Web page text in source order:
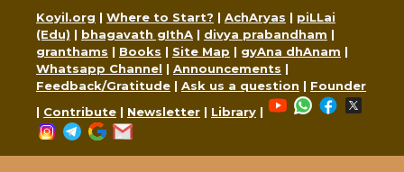
content
Koyil.org | Where to Start? | AchAryas | piLLai
(Edu) | bhagavath gIthA | divya prabandham |
granthams | Books | Site Map | gyAna dhAnam |
Whatsapp Channel | Announcements |
Feedback/Gratitude | Ask us a question | Founder
| Contribute | Newsletter | Library |
YouTubeWhatsApp
Facebook
Instagram
Telegram
Google